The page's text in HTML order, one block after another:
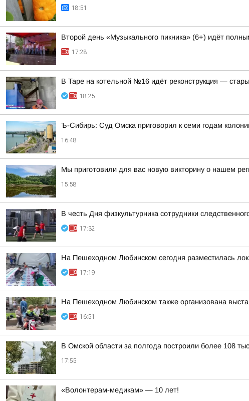
18:51
Второй день «Музыкального пикника» (6+) идёт
17:28
В Таре на котельной №16 идёт реконструкция —
18:25
Ъ-Сибирь: Суд Омска приговорил к семи годам
16:48
Мы приготовили для вас новую викторину о нашем
15:58
В честь Дня физкультурника сотрудники
17:32
На Пешеходном Любинском сегодня разместилась
17:19
На Пешеходном Любинском также организована
16:51
В Омской области за полгода построили более 108
17:55
«Волонтерам-медикам» — 10 лет!